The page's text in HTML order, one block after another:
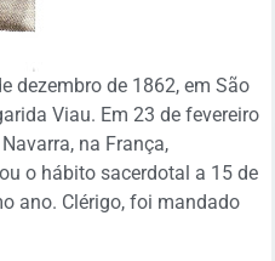
dezembro de 1862, em São
Viau. Em 23 de fevereiro
na França,
o hábito sacerdotal a 15 de
ano. Clérigo, foi mandado